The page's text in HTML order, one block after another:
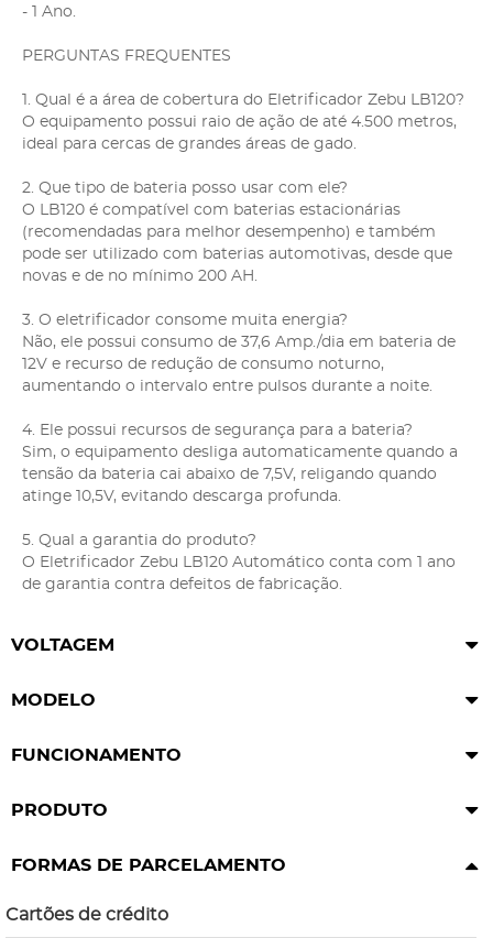
- 1 Ano.
PERGUNTAS FREQUENTES
1. Qual é a área de cobertura do Eletrificador Zebu LB120?
O equipamento possui raio de ação de até 4.500 metros,
ideal para cercas de grandes áreas de gado.
2. Que tipo de bateria posso usar com ele?
O LB120 é compatível com baterias estacionárias
(recomendadas para melhor desempenho) e também
pode ser utilizado com baterias automotivas, desde que
novas e de no mínimo 200 AH.
3. O eletrificador consome muita energia?
Não, ele possui consumo de 37,6 Amp./dia em bateria de
12V e recurso de redução de consumo noturno,
aumentando o intervalo entre pulsos durante a noite.
4. Ele possui recursos de segurança para a bateria?
Sim, o equipamento desliga automaticamente quando a
tensão da bateria cai abaixo de 7,5V, religando quando
atinge 10,5V, evitando descarga profunda.
5. Qual a garantia do produto?
O Eletrificador Zebu LB120 Automático conta com 1 ano
de garantia contra defeitos de fabricação.
VOLTAGEM
MODELO
FUNCIONAMENTO
PRODUTO
FORMAS DE PARCELAMENTO
Cartões de crédito